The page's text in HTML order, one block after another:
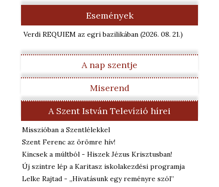
Események
Verdi REQUIEM az egri bazilikában (2026. 08. 21.)
A nap szentje
Miserend
A Szent István Televízió hírei
Misszióban a Szentlélekkel
Szent Ferenc az örömre hív!
Kincsek a múltból - Hiszek Jézus Krisztusban!
Új szintre lép a Karitasz iskolakezdési programja
Lelke Rajtad - „Hivatásunk egy reményre szól”